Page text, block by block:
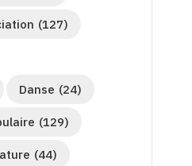
(127)
Danse (24)
(129)
(44)